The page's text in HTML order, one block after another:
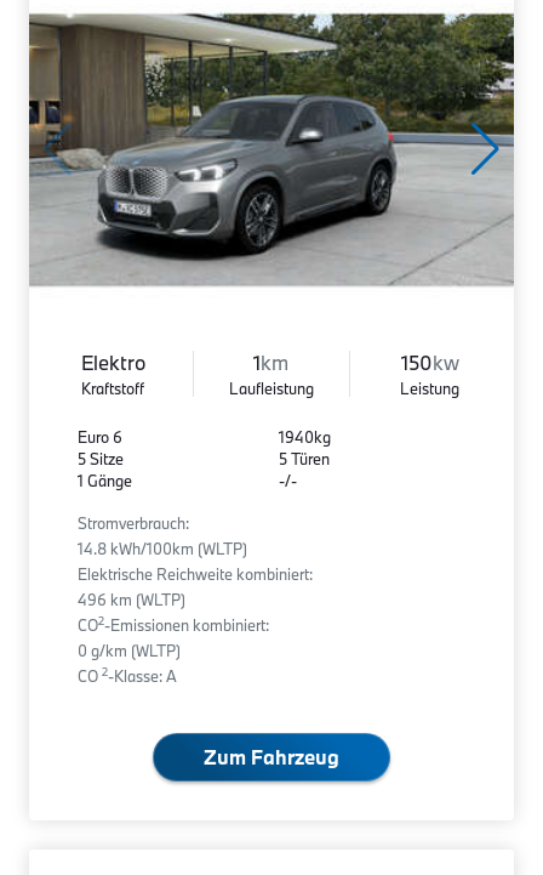
Elektro
Kraftstoff
1km
Laufleistung
150kw
Leistung
Euro 6
5 Sitze
1 Gänge
1940kg
5 Türen
-/-
Stromverbrauch:
14.8 kWh/100km (WLTP)
Elektrische Reichweite kombiniert:
496 km (WLTP)
CO2-Emissionen kombiniert:
0 g/km (WLTP)
CO 2-Klasse: A
Zum Fahrzeug